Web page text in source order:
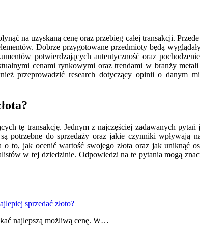
na uzyskaną cenę oraz przebieg całej transakcji.
Dobrze przygotowane przedmioty będą
potwierdzających autentyczność oraz
cenami rynkowymi oraz trendami w branży
przeprowadzić research dotyczący opinii o danym
tę transakcję. Jednym z najczęściej zadawanych
potrzebne do sprzedaży oraz jakie czynniki wpływają
to, jak ocenić wartość swojego złota oraz jak uniknąć
w tej dziedzinie. Odpowiedzi na te pytania mogą
sprzedać złoto?
najlepszą możliwą cenę. W…